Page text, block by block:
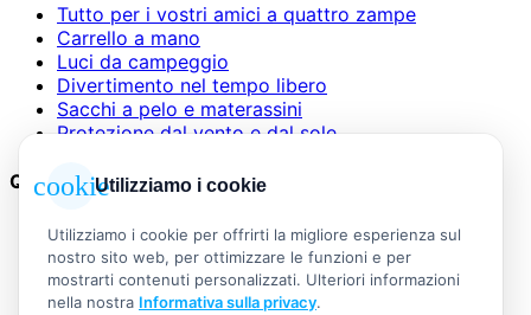
Tutto per i vostri amici a quattro zampe
Carrello a mano
Luci da campeggio
Divertimento nel tempo libero
Sacchi a pelo e materassini
Protezione dal vento e dal sole
Questioni legali
AGB
Informazioni legali
Informativa sulla privacy
Widerrufsbelehrung
cookieUtilizziamo i cookie
Utilizziamo i cookie per offrirti la migliore esperienza sul
nostro sito web, per ottimizzare le funzioni e per
mostrarti contenuti personalizzati. Ulteriori informazioni
nella nostra Informativa sulla privacy.